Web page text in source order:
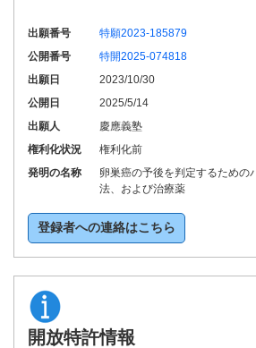
出願番号
特願2023-185879
公開番号
特開2025-074818
出願日
2023/10/30
公開日
2025/5/14
出願人
慶應義塾
権利化状況
権利化前
発明の名称
卵巣癌の予後を判定するための
法、および治療薬
登録者への連絡はこちら
開放特許情報